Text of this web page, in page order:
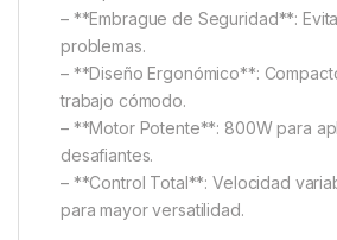
– **Embrague de Seguridad**:
problemas.
– **Diseño Ergonómico**:
trabajo cómodo.
– **Motor Potente**: 800W para
desafiantes.
– **Control Total**: Velocidad
para mayor versatilidad.